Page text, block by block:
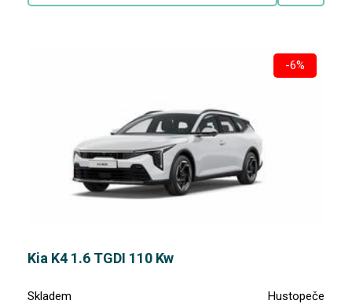
-6%
Kia K4 1.6 TGDI 110 Kw
Skladem
Hustopeče